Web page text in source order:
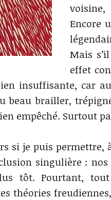
Encore
Mais
effet
insuffisante, car
beau brailler,
empêché. Surtout
si je puis permettre,
singulière :
tôt. Pourtant,
théories